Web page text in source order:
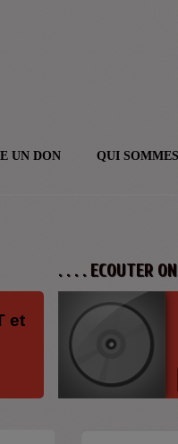
UN DON QUI
et
. . . . ECOUTER